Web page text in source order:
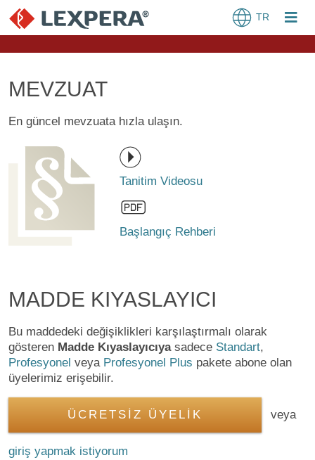
TR
MEVZUAT
En güncel mevzuata hızla ulaşın.
Tanitim Videosu
Başlangıç Rehberi
MADDE KIYASLAYICI
Bu maddedeki değişiklikleri karşılaştırmalı olarak
gösteren Madde Kıyaslayıcıyasadece Standart,
Profesyonel veya Profesyonel Plus pakete abone olan
üyelerimiz erişebilir.
ÜCRETSİZ ÜYELİK veya
giriş yapmak istiyorum